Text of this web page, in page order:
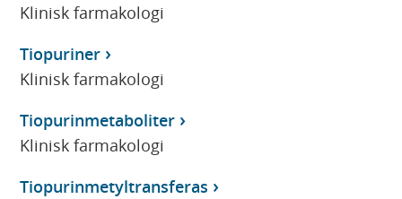
Klinisk farmakologi
Tiopuriner
Klinisk farmakologi
Tiopurinmetaboliter
Klinisk farmakologi
Tiopurinmetyltransferas